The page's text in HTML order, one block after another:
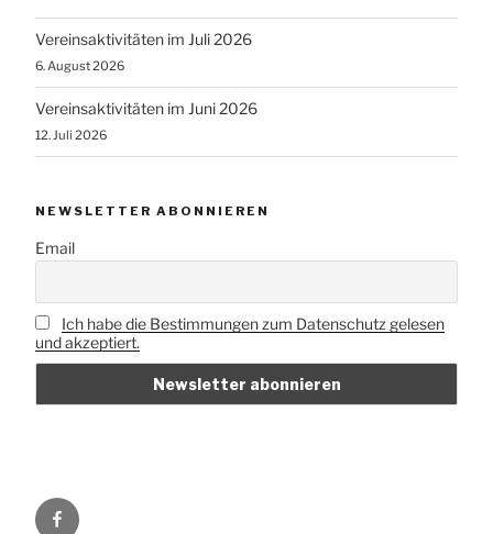
Vereinsaktivitäten im Juli 2026
6. August 2026
Vereinsaktivitäten im Juni 2026
12. Juli 2026
NEWSLETTER ABONNIEREN
Email
Ich habe die Bestimmungen zum Datenschutz gelesen
und akzeptiert.
Vorbei